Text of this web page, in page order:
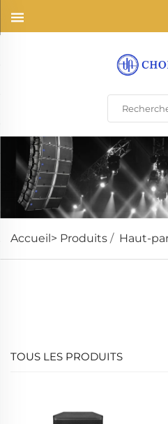
Accueil> Produits / Haut-
TOUS LES PRODUITS